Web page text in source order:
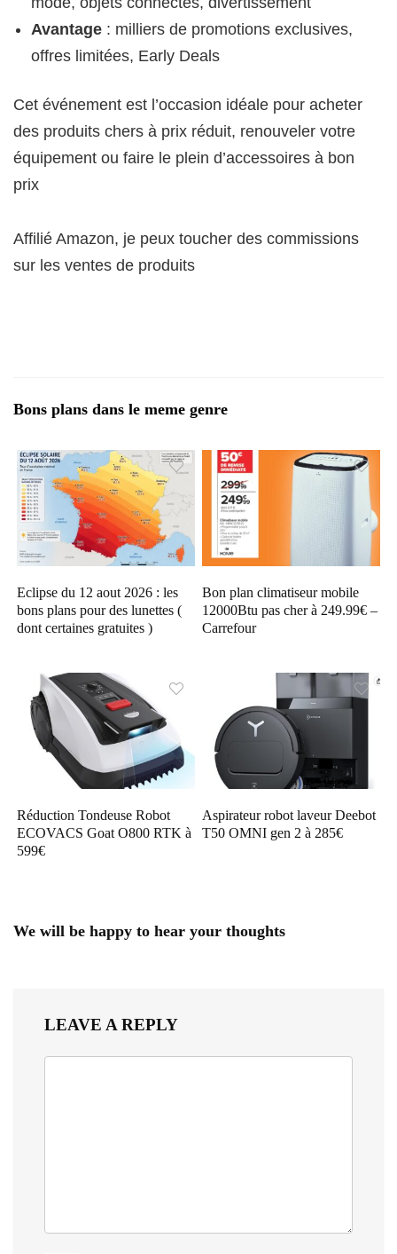
Avantage : milliers de promotions exclusives,
offres limitées, Early Deals
Cet événement est l’occasion idéale pour acheter
des produits chers à prix réduit, renouveler votre
équipement ou faire le plein d’accessoires à bon
prix
Affilié Amazon, je peux toucher des commissions
sur les ventes de produits
Bons plans dans le meme genre
Eclipse du 12 aout 2026 : les
bons plans pour des lunettes (
dont certaines gratuites )
Bon plan climatiseur mobile
12000Btu pas cher à 249.99€ –
Carrefour
Réduction Tondeuse Robot
ECOVACS Goat O800 RTK à
599€
Aspirateur robot laveur Deebot
T50 OMNI gen 2 à 285€
We will be happy to hear your thoughts
LEAVE A REPLY